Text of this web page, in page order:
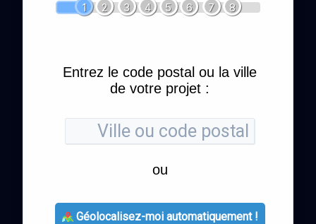
1 2 3 4 5 6 7 8
Entrez le code postal ou la ville
de votre projet :
ou
Géolocalisez-moi automatiquement !